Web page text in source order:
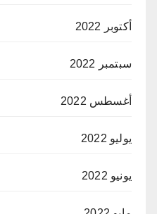
أكتوبر 2022
سبتمبر 2022
أغسطس 2022
يوليو 2022
يونيو 2022